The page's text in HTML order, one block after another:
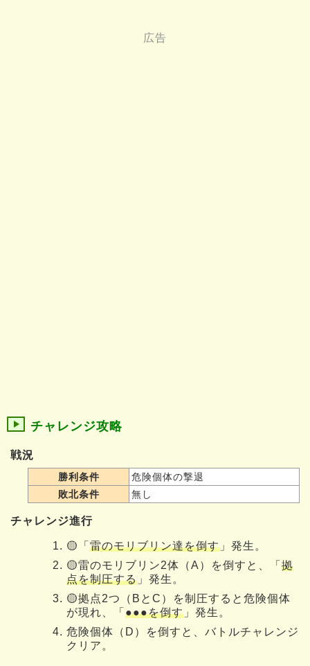
チャレンジ攻略
戦況
勝利条件
危険個体の撃退
敗北条件
無し
チャレンジ進行
🟡「 雷のモリブリン達を倒す 」発生。
🟡雷のモリブリン2体（A）を倒すと、「 拠
点を制圧する 」発生。
🟡拠点2つ（BとC）を制圧すると危険個体
が現れ、「 ●●●を倒す 」発生。
危険個体（D）を倒すと、バトルチャレンジ
クリア。